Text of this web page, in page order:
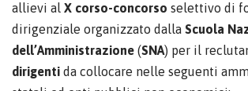
allievi al X corso-concorso selettivo di
dirigenziale organizzato dalla Scuola
dell’Amministrazione (SNA) per il
dirigenti da collocare nelle seguenti